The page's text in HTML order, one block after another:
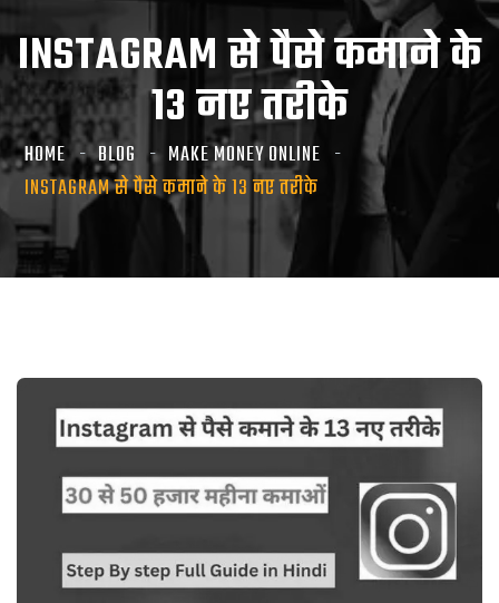
INSTAGRAM से पैसे कमाने के
13 नए तरीके
HOME BLOG
MAKE MONEY ONLINE
INSTAGRAM से पैसे कमाने के 13 नए तरीके